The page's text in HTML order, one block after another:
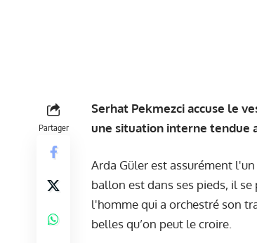
Partager
Serhat Pekmezci accuse le
une situation interne tendue
Arda Güler est assurément
ballon est dans ses pieds, il se
l'homme qui a orchestré son
belles qu’on peut le croire.